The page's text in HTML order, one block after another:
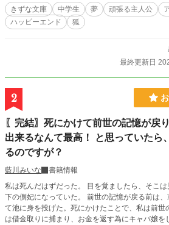
は、文化祭のコンクールに出
校に行くことを決意する――碧
レッド＊ブルーで決まったユニ
きずな文庫 中学生 夢 頑張る主人公
ハッピーエンド
狐
最終更新日
2
〖完結〗死にかけて前世の記憶が戻
出来るなんて最高！ と思っていたら
るのですが？
藍川みいな
書籍情報
私は死んだはずだった。 目を覚ましたら、そこは見知らぬ世界｡しかも、国王陛
下の側妃になっていた。 前世の記憶が戻る前は、冷遇されていたらしい。そし
て池に身を投げた。死にかけたことで、私は前世の記
は借金取りに捕まり、お金を返す為にキャバ嬢を